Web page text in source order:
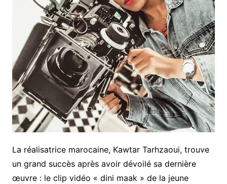
La réalisatrice marocaine, Kawtar Tarhzaoui, trouve
un grand succès après avoir dévoilé sa dernière
œuvre : le clip vidéo « dini maak » de la jeune